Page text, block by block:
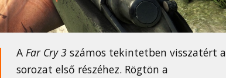
A Far Cry 3számos tekintetben visszatért a
sorozat első részéhez. Rögtön a